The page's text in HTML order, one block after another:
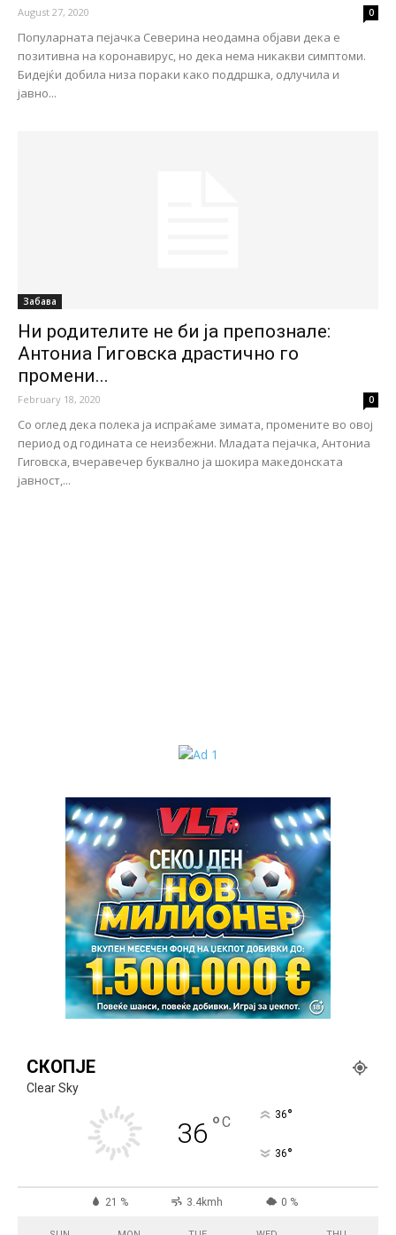
August 27, 2020 0
Популарната пејачка Северина неодамна објави дека е
позитивна на коронавирус, но дека нема никакви симптоми.
Бидејќи добила низа пораки како поддршка, одлучила и
јавно...
Забава
Ни родителите не би ја препознале:
Антониа Гиговска драстично го
промени...
February 18, 2020 0
Со оглед дека полека ја испраќаме зимата, промените во овој
период од годината се неизбежни. Младата пејачка, Антониа
Гиговска, вчеравечер буквално ја шокира македонската
јавност,...